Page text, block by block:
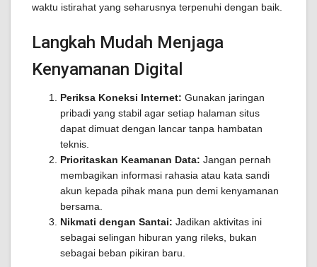
waktu istirahat yang seharusnya terpenuhi dengan baik.
Langkah Mudah Menjaga
Kenyamanan Digital
Periksa Koneksi Internet: Gunakan jaringan
pribadi yang stabil agar setiap halaman situs
dapat dimuat dengan lancar tanpa hambatan
teknis.
Prioritaskan Keamanan Data: Jangan pernah
membagikan informasi rahasia atau kata sandi
akun kepada pihak mana pun demi kenyamanan
bersama.
Nikmati dengan Santai: Jadikan aktivitas ini
sebagai selingan hiburan yang rileks, bukan
sebagai beban pikiran baru.